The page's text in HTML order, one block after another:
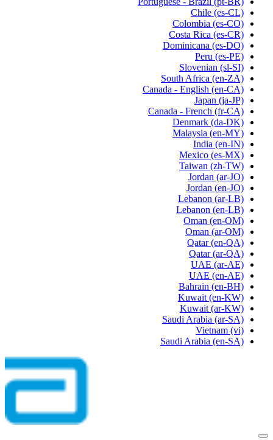
Chile (es-CL)
Colombia (es-CO)
Costa Rica (es-CR)
Dominicana (es-DO)
Peru (es-PE)
Slovenian (sl-SI)
South Africa (en-ZA)
Canada - English (en-CA)
Japan (ja-JP)
Canada - French (fr-CA)
Denmark (da-DK)
Malaysia (en-MY)
India (en-IN)
Mexico (es-MX)
Taiwan (zh-TW)
Jordan (ar-JO)
Jordan (en-JO)
Lebanon (ar-LB)
Lebanon (en-LB)
Oman (en-OM)
Oman (ar-OM)
Qatar (en-QA)
Qatar (ar-QA)
UAE (ar-AE)
UAE (en-AE)
Bahrain (en-BH)
Kuwait (en-KW)
Kuwait (ar-KW)
Saudi Arabia (ar-SA)
Vietnam (vi)
Saudi Arabia (en-SA)